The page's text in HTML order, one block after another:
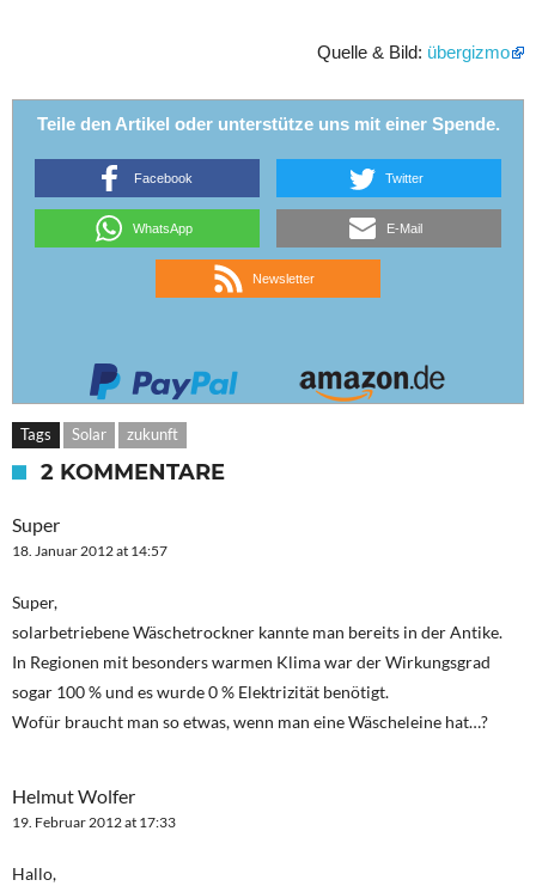
Quelle & Bild: übergizmo
Teile den Artikel oder unterstütze uns mit einer Spende.
Facebook Twitter
WhatsApp E-Mail
Newsletter
Tags Solar zukunft
2 KOMMENTARE
Super
18. Januar 2012 at 14:57
Super,
solarbetriebene Wäschetrockner kannte man bereits in der Antike.
In Regionen mit besonders warmen Klima war der Wirkungsgrad
sogar 100 % und es wurde 0 % Elektrizität benötigt.
Wofür braucht man so etwas, wenn man eine Wäscheleine hat…?
Helmut Wolfer
19. Februar 2012 at 17:33
Hallo,